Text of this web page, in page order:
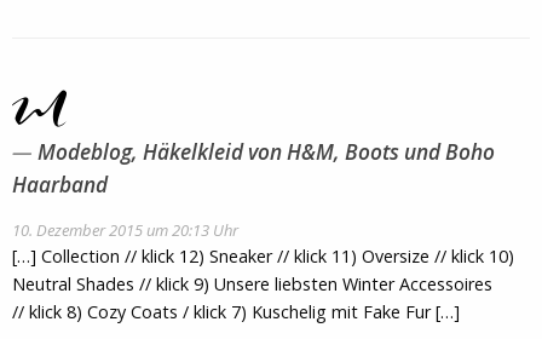
Modeblog, Häkelkleid von H&M, Boots und Boho
Haarband
10. Dezember 2015 um 20:13 Uhr
[…] Collection // klick 12) Sneaker // klick 11) Oversize // klick 10)
Neutral Shades // klick 9) Unsere liebsten Winter Accessoires
// klick 8) Cozy Coats / klick 7) Kuschelig mit Fake Fur […]